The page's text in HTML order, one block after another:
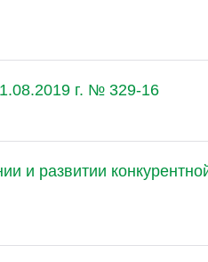
г. № 329-16
и развитии